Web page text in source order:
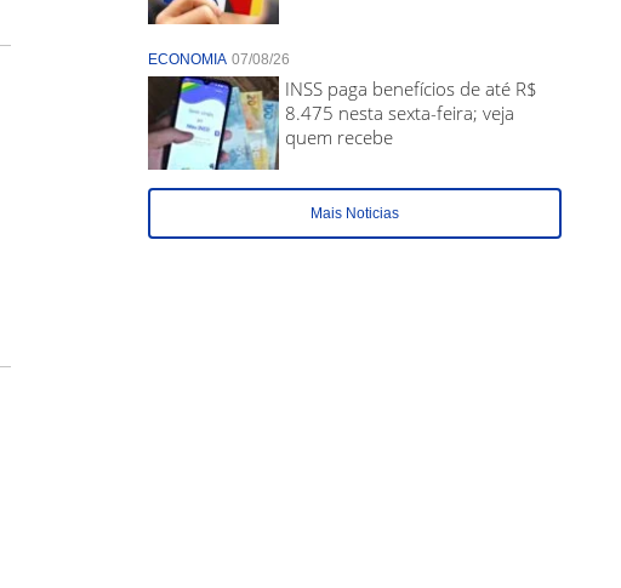
ECONOMIA 07/08/26
INSS paga benefícios de até R$
8.475 nesta sexta-feira; veja
quem recebe
Mais Noticias